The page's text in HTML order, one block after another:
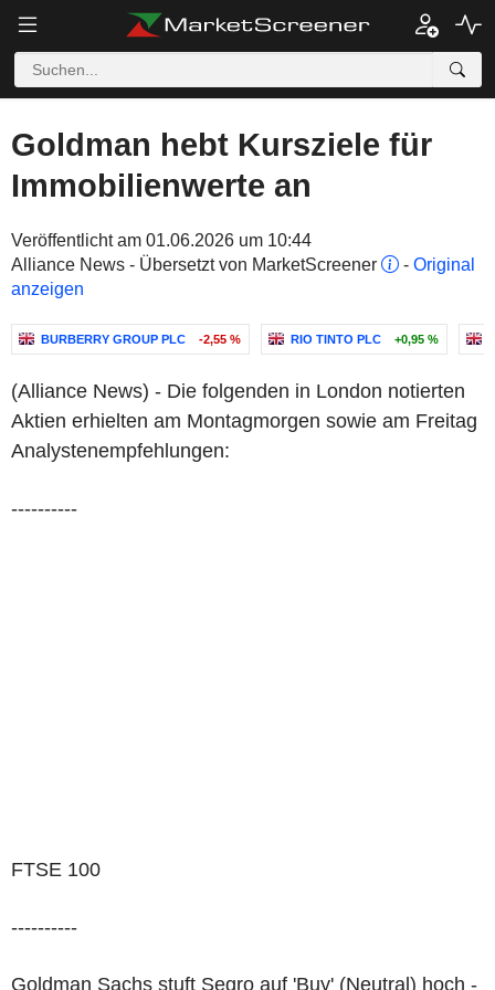
Goldman hebt Kursziele für
Immobilienwerte an
Veröffentlicht am 01.06.2026 um 10:44
Alliance News - Übersetzt von MarketScreener
- Original
anzeigen
BURBERRY GROUP PLC -2,55 % RIO TINTO PLC +0,95 %
(Alliance News) - Die folgenden in London notierten
Aktien erhielten am Montagmorgen sowie am Freitag
Analystenempfehlungen:
----------
FTSE 100
----------
Goldman Sachs stuft Segro auf 'Buy' (Neutral) hoch -